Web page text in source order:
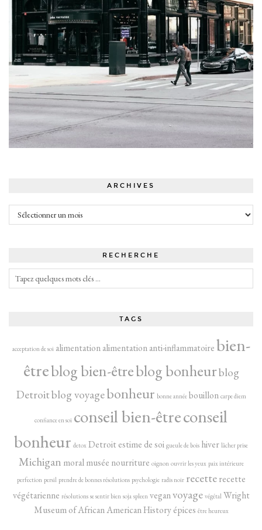
ARCHIVES
Archives
RECHERCHE
TAGS
acceptation de soi alimentation alimentation anti-inflammatoirebien-
êtreblog bien-êtreblog bonheurblog
Detroitblog voyagebonheur bonne année bouillon carpe diem
confiance en soi conseil bien-êtreconseil
bonheur detox Detroitestime de soi gueule de bois hiver lâcher prise
Michigan moral musée nourriture oignon ouvrir les yeux paix intérieure
perfection persil prendre de bonnes résolutions psychologie radis noir recette recette
végétarienne résolutions se sentir bien soja spleen veganvoyage végétal Wright
Museum of African American History épices être heureux